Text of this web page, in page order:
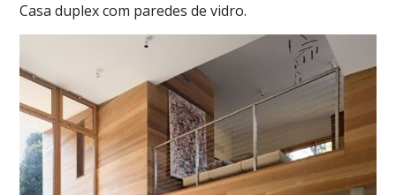
Casa duplex com paredes de vidro.